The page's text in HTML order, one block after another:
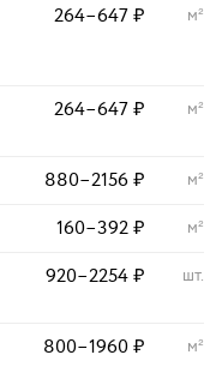
264–647₽ м²
264–647₽ м²
880–2156₽ м²
160–392₽ м²
920–2254₽ шт.
800–1960₽ м²